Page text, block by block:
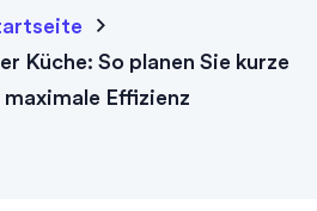
Küche: So planen Sie kurze
Effizienz